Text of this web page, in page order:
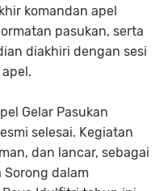
komandan apel
pasukan, serta
diakhiri dengan sesi
Gelar Pasukan
selesai. Kegiatan
dan lancar, sebagai
dalam